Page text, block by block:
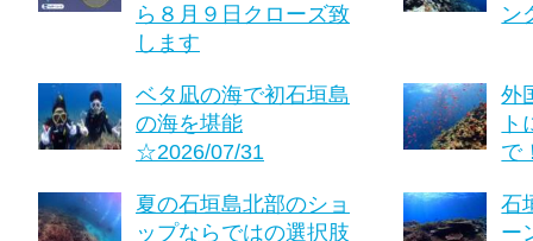
ら８月９日クローズ致
します
ン
ベタ凪の海で初石垣島
の海を堪能
☆2026/07/31
外
ト
で
夏の石垣島北部のショ
ップならではの選択肢
石
ー